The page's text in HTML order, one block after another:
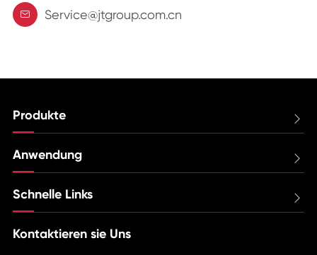
 Service@jtgroup.com.cn
Produkte 
Anwendung 
Schnelle Links 
Kontaktieren sie Uns